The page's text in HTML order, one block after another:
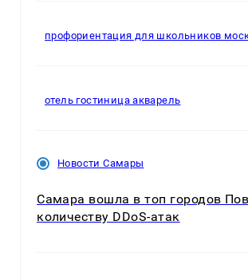
профориентация для школьников
отель гостиница акварель
Новости Самары
Самара вошла в топ городов
количеству DDoS-атак